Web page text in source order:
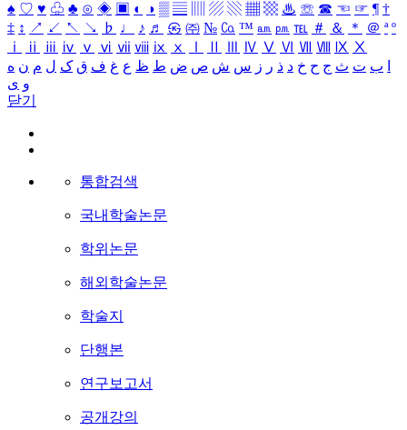
♠ ♡ ♥ ♧ ♣ ⊙ ◈ ▣ ◐ ◑ ▒ ▤ ▨ ▧ ▦ ▩ ♨ ☏ ☎ ☜ ☞ ¶ †
‡ ↕ ↗ ↙ ↖ ↘ ♭ ♩ ♪ ♬ ㉿ ㈜ № ㏇ ™ ㏂ ㏘ ℡ ＃ ＆ ＊ ＠ ª º
ⅰ
ⅱ ⅲ ⅳ ⅴ ⅵ ⅶ ⅷ ⅸ ⅹ Ⅳ Ⅴ Ⅵ Ⅶ Ⅷ Ⅸ Ⅹ
ب ت ث ج ح خ د ذ ر ز س ش ص ض ط ظ ع غ ف ق ک ل م ن ه
و ی
닫기
통합검색
국내학술논문
학위논문
해외학술논문
학술지
단행본
연구보고서
공개강의